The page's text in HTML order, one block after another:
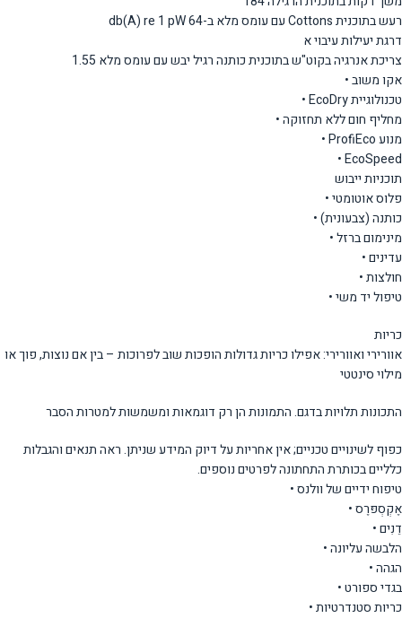
רעש בתוכנית Cottons עם עומס מלא ב-db(A) re 1 pW 64
דרגת יעילות עיבוי א
צריכת אנרגיה בקוט"ש בתוכנית כותנה רגיל יבש עם עומס מלא 1.55
אקו משוב •
טכנולוגיית EcoDry •
מחליף חום ללא תחזוקה •
מנוע ProfiEco •
EcoSpeed •
תוכניות ייבוש
פלוס אוטומטי •
כותנה (צבעונית) •
מינימום ברזל •
עדינים •
חולצות •
טיפול יד משי •
כריות
אוורירי ואוורירי: אפילו כריות גדולות הופכות שוב לפרוכות – בין אם נוצות, פוך או
מילוי סינטטי
התכונות תלויות בדגם. התמונות הן רק דוגמאות ומשמשות למטרות הסבר
כפוף לשינויים טכניים; אין אחריות על דיוק המידע שניתן. ראה תנאים והגבלות
כלליים בכותרת התחתונה לפרטים נוספים.
טיפוח ידיים של וולנס •
אֶקְסְפּרֶס •
דֵנִים •
הלבשה עליונה •
הגהה •
בגדי ספורט •
כריות סטנדרטיות •